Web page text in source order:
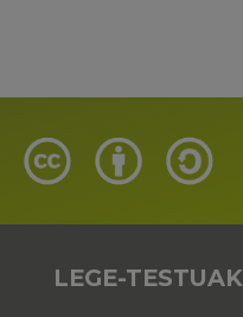
LEGE-TESTUAK